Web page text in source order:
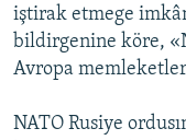
iştirak etmege
bildirgenine köre,
Avropa
NATO Rusiye